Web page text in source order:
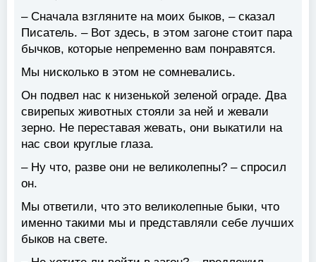
– Сначала взгляните на моих быков, – сказал
Писатель. – Вот здесь, в этом загоне стоит пара
бычков, которые непременно вам понравятся.
Мы нисколько в этом не сомневались.
Он подвел нас к низенькой зеленой ограде. Два
свирепых животных стояли за ней и жевали
зерно. Не переставая жевать, они выкатили на
нас свои круглые глаза.
– Ну что, разве они не великолепны? – спросил
он.
Мы ответили, что это великолепные быки, что
именно такими мы и представляли себе лучших
быков на свете.